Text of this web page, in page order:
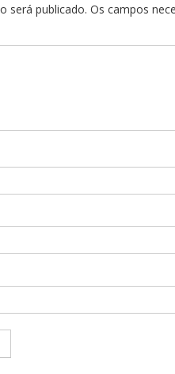
será publicado. Os campos